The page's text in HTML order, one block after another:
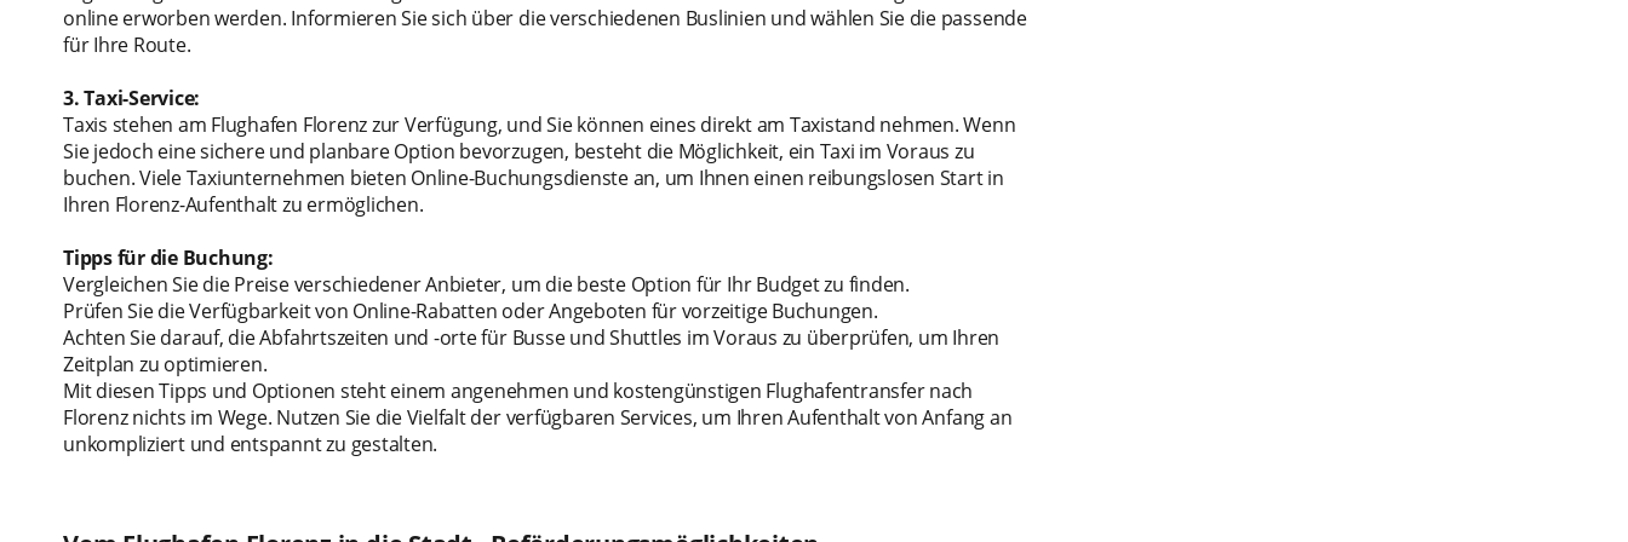
online erworben werden. Informieren Sie sich über die verschiedenen Buslinien und wählen Sie die passende
für Ihre Route.
3. Taxi-Service:
Taxis stehen am Flughafen Florenz zur Verfügung, und Sie können eines direkt am Taxistand nehmen. Wenn
Sie jedoch eine sichere und planbare Option bevorzugen, besteht die Möglichkeit, ein Taxi im Voraus zu
buchen. Viele Taxiunternehmen bieten Online-Buchungsdienste an, um Ihnen einen reibungslosen Start in
Ihren Florenz-Aufenthalt zu ermöglichen.
Tipps für die Buchung:
Vergleichen Sie die Preise verschiedener Anbieter, um die beste Option für Ihr Budget zu finden.
Prüfen Sie die Verfügbarkeit von Online-Rabatten oder Angeboten für vorzeitige Buchungen.
Achten Sie darauf, die Abfahrtszeiten und -orte für Busse und Shuttles im Voraus zu überprüfen, um Ihren
Zeitplan zu optimieren.
Mit diesen Tipps und Optionen steht einem angenehmen und kostengünstigen Flughafentransfer nach
Florenz nichts im Wege. Nutzen Sie die Vielfalt der verfügbaren Services, um Ihren Aufenthalt von Anfang an
unkompliziert und entspannt zu gestalten.